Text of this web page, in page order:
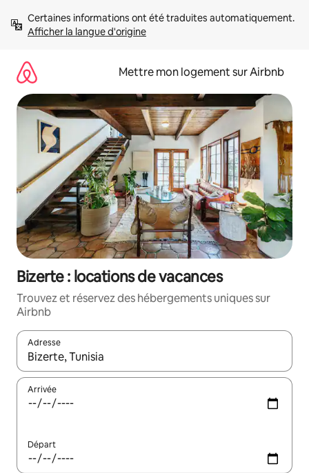
directement
Afficher la langue d'origine
Mettre mon logement sur Airbnb
Bizerte : locations de vacances
Trouvez et réservez des hébergements uniques sur
Airbnb
Adresse
Lorsque les résultats s'affichent, utilisez les flèches vers le
Arrivée
Départ